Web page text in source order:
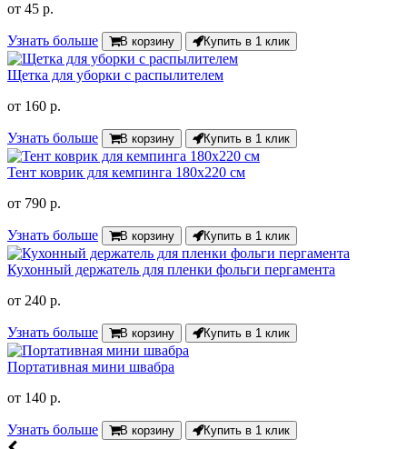
от 45 р.
Узнать больше В корзину Купить в 1 клик
Щетка для уборки с распылителем
от 160 р.
Узнать больше В корзину Купить в 1 клик
Тент коврик для кемпинга 180х220 см
от 790 р.
Узнать больше В корзину Купить в 1 клик
Кухонный держатель для пленки фольги пергамента
от 240 р.
Узнать больше В корзину Купить в 1 клик
Портативная мини швабра
от 140 р.
Узнать больше В корзину Купить в 1 клик